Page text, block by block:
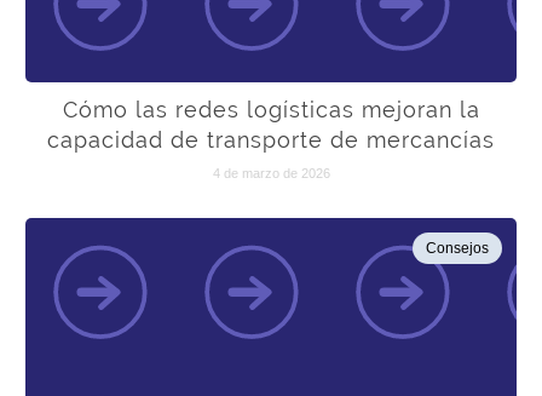
Cómo las redes logísticas mejoran la
capacidad de transporte de mercancías
4 de marzo de 2026
Consejos